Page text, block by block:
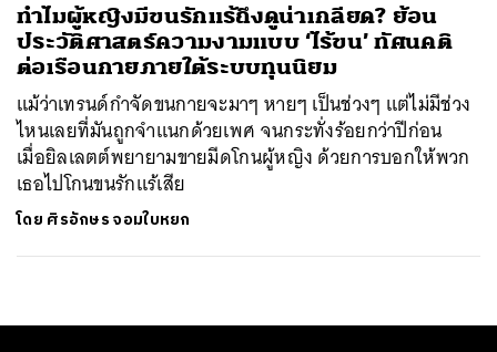
ทำไมผู้หญิงมีขนรักแร้ถึงดูน่าเกลียด? ย้อน
ประวัติศาสตร์ความงามแบบ ‘ไร้ขน’ ทัศนคติ
ต่อเรือนกายภายใต้ระบบทุนนิยม
แม้ว่าเทรนด์กำจัดขนกายจะมาๆ หายๆ เป็นช่วงๆ แต่ไม่มีช่วง
ไหนเลยที่มันถูกจำแนกด้วยเพศ จนกระทั่งร้อยกว่าปีก่อน
เมื่อยิลเลตต์พยายามขายมีดโกนผู้หญิง ด้วยการบอกให้พวก
เธอไปโกนขนรักแร้เสีย
โดย ศิรอักษร จอมใบหยก